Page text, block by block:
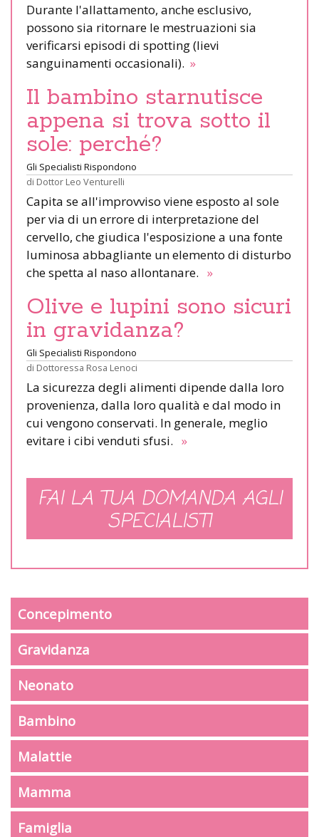
Durante l'allattamento, anche esclusivo,
possono sia ritornare le mestruazioni sia
verificarsi episodi di spotting (lievi
sanguinamenti occasionali). »
Il bambino starnutisce
appena si trova sotto il
sole: perché?
Gli Specialisti Rispondono
di Dottor Leo Venturelli
Capita se all'improvviso viene esposto al sole
per via di un errore di interpretazione del
cervello, che giudica l'esposizione a una fonte
luminosa abbagliante un elemento di disturbo
che spetta al naso allontanare. »
Olive e lupini sono sicuri
in gravidanza?
Gli Specialisti Rispondono
di Dottoressa Rosa Lenoci
La sicurezza degli alimenti dipende dalla loro
provenienza, dalla loro qualità e dal modo in
cui vengono conservati. In generale, meglio
evitare i cibi venduti sfusi. »
FAI LA TUA DOMANDA AGLI
SPECIALISTI
Concepimento
Gravidanza
Neonato
Bambino
Malattie
Mamma
Famiglia